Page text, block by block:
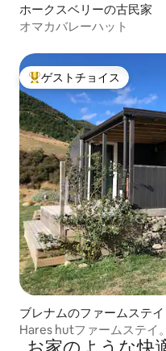
ホークスベリーの古民家
オマカバレーハット
大好評のゲストチョイスで
ゲストチョイス
ブレナムのファームステイ
Hares hutファームステイ
す。